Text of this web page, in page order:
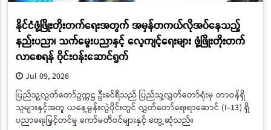
နိုင်ငံဖွံ့ဖြိုးတိုးတက်ရေးအတွက် အမှန်တကယ်လိုအပ်နေသည့်
နည်းပညာ၊ သက်မွေးပညာနှင့် လေ့ကျင့်ရေးများ ဖွံ့ဖြိုးတိုးတက်
လာစေရန် ဝိုင်းဝန်းဆောင်ရွက်
Jul 09, 2026
ပြည်သူ့လွှတ်တော်ဥက္ကဋ္ဌ ဦးခင်ရီသည် ပြည်သူ့လွှတ်တော်ရုံးမှ တာဝန်ရှိ
သူများနှင့်အတူ ယနေ့မွန်းလွဲပိုင်းတွင် လွှတ်တော်ရေးရာဆောင် (I-13) ရှိ
ပညာရေးမြှင့်တင်မှု ကော်မတီဝင်များနှင့် တွေ့ဆုံသည်။